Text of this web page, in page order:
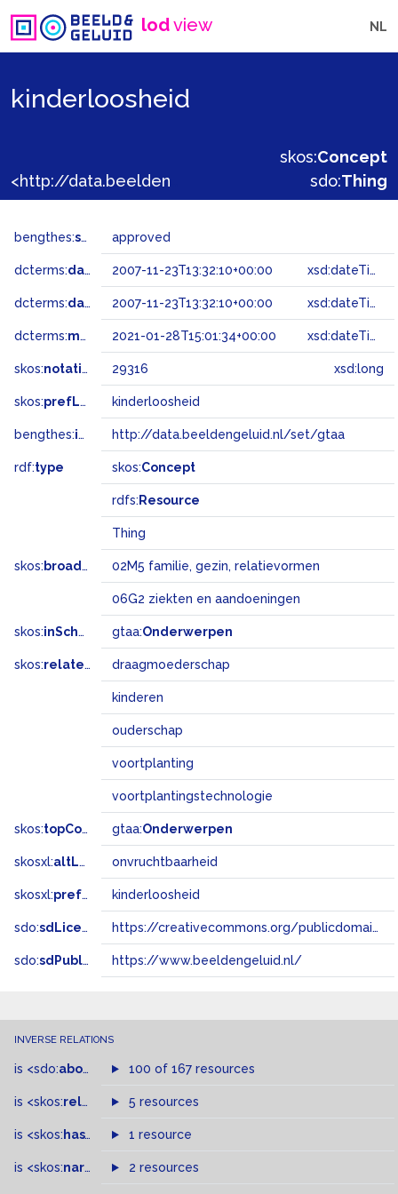
lodview NL
kinderloosheid
skos:Concept
sdo:Thing
bengthes:status approved
dcterms:dateAccepted 2007-11-23T13:32:10+00:00 xsd:dateTime
dcterms:dateSubmitted 2007-11-23T13:32:10+00:00 xsd:dateTime
dcterms:modified 2021-01-28T15:01:34+00:00 xsd:dateTime
skos:notation 29316 xsd:long
skos:prefLabel kinderloosheid
bengthes:inSet http://data.beeldengeluid.nl/set/gtaa
rdf:type skos:Concept
rdfs: Resource
Thing
skos: broadMatch 02M5 familie, gezin, relatievormen
06G2 ziekten en aandoeningen
skos:inScheme gtaa:Onderwerpen
skos:related draagmoederschap
kinderen
ouderschap
voortplanting
voortplantingstechnologie
skos:topConceptOf gtaa:Onderwerpen
skosxl:altLabel onvruchtbaarheid
skosxl:prefLabel kinderloosheid
sdo:sdLicense https://creativecommons.org/publicdomain/zero/1.0/
sdo:sdPublisher https://www.beeldengeluid.nl/
INVERSE RELATIONS
is <sdo:about of 100 of 167 resources
is <skos:related > of
5 resources
is <skos: hasTopConcept >of
1 resource
is <skos:narrowMatch >of
2 resources